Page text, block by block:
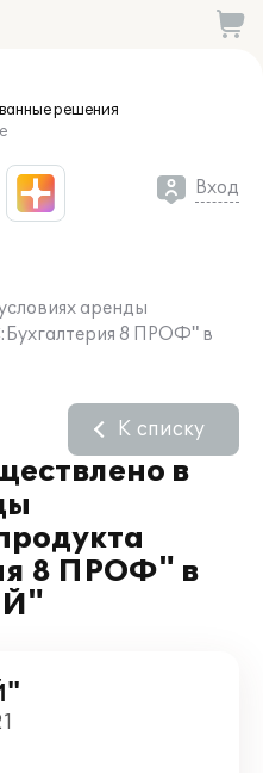
решения
Вход
аренды
8 ПРОФ" в
в
8 ПРОФ" в
К списку